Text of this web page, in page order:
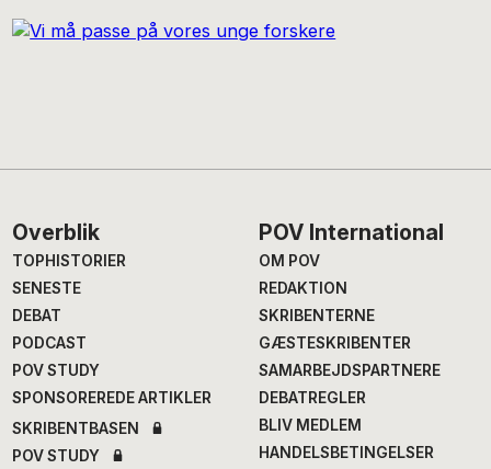
Footer
Overblik
TOPHISTORIER
SENESTE
DEBAT
PODCAST
POV STUDY
SPONSOREREDE ARTIKLER
SKRIBENTBASEN
POV STUDY
POV International
OM POV
REDAKTION
SKRIBENTERNE
GÆSTESKRIBENTER
SAMARBEJDSPARTNERE
DEBATREGLER
BLIV MEDLEM
HANDELSBETINGELSER